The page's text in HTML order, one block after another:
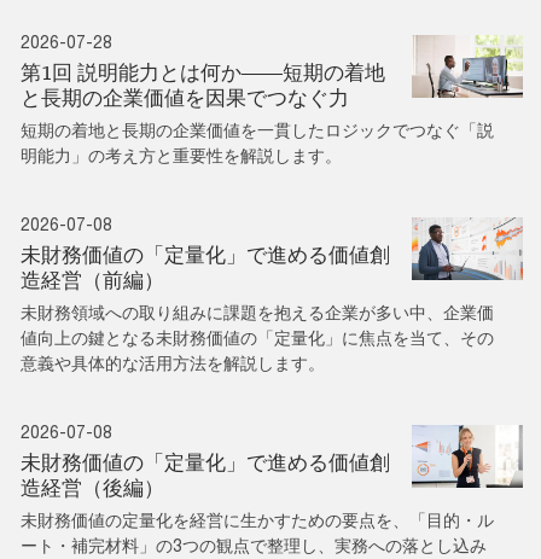
2026-07-28
第1回 説明能力とは何か――短期の着地
と長期の企業価値を因果でつなぐ力
短期の着地と長期の企業価値を一貫したロジックでつなぐ「説
明能力」の考え方と重要性を解説します。
2026-07-08
未財務価値の「定量化」で進める価値創
造経営（前編）
未財務領域への取り組みに課題を抱える企業が多い中、企業価
値向上の鍵となる未財務価値の「定量化」に焦点を当て、その
意義や具体的な活用方法を解説します。
2026-07-08
未財務価値の「定量化」で進める価値創
造経営（後編）
未財務価値の定量化を経営に生かすための要点を、「目的・ル
ート・補完材料」の3つの観点で整理し、実務への落とし込み